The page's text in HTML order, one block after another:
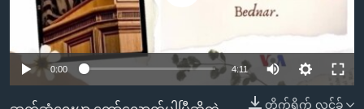
စာမျက်နှာ
ကျော်
သုတပဒေသာ အင်္ဂလိပ်စာ
Learning English
ဗွီအိုအေ လူမှုကွန်ယက်များ
0:00 4:11
တိုက်ရိုက် လင့်ခ်